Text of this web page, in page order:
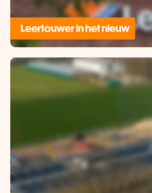
Leertouwer in het nieuw